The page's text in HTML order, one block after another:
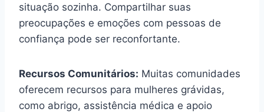
situação sozinha. Compartilhar suas
preocupações e emoções com pessoas de
confiança pode ser reconfortante.
Recursos Comunitários: Muitas comunidades
oferecem recursos para mulheres grávidas,
como abrigo, assistência médica e apoio